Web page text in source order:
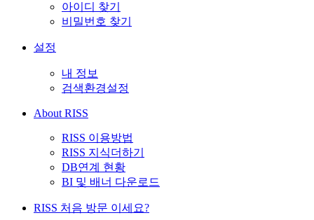
아이디 찾기
비밀번호 찾기
설정
내 정보
검색환경설정
About RISS
RISS 이용방법
RISS 지식더하기
DB연계 현황
BI 및 배너 다운로드
RISS 처음 방문 이세요?